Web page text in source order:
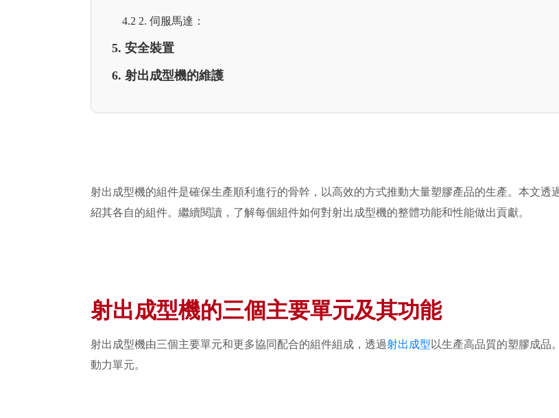
4.2 2. 伺服馬達：
5. 安全裝置
6. 射出成型機的維護
射出成型機的組件是確保生產順利進行的骨幹，以高效的方式推動大量塑膠產品的生產。本文透
紹其各自的組件。繼續閱讀，了解每個組件如何對射出成型機的整體功能和性能做出貢獻。
射出成型機的三個主要單元及其功能
射出成型機由三個主要單元和更多協同配合的組件組成，透過射出成型 以生產高品質的塑膠成品
動力單元。